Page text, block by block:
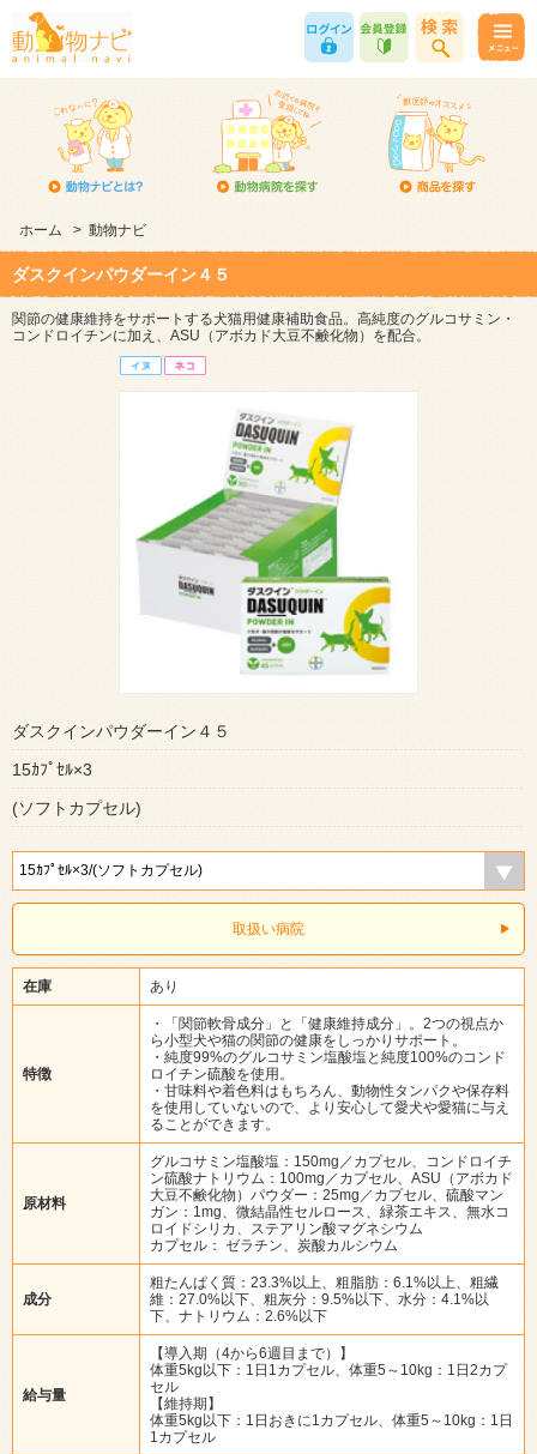
ホーム > 動物ナビ
ダスクインパウダーイン４５
関節の健康維持をサポートする犬猫用健康補助食品。高純度のグルコサミン・
コンドロイチンに加え、ASU（アボカド大豆不鹸化物）を配合。
ダスクインパウダーイン４５
15ｶﾌﾟｾﾙ×3
(ソフトカプセル)
取扱い病院
在庫 あり
特徴
・「関節軟骨成分」と「健康維持成分」。2つの視点か
ら小型犬や猫の関節の健康をしっかりサポート。
・純度99%のグルコサミン塩酸塩と純度100%のコンド
ロイチン硫酸を使用。
・甘味料や着色料はもちろん、動物性タンパクや保存料
を使用していないので、より安心して愛犬や愛猫に与え
ることができます。
原材料
グルコサミン塩酸塩：150mg／カプセル、コンドロイチ
ン硫酸ナトリウム：100mg／カプセル、ASU（アボカド
大豆不鹸化物）パウダー：25mg／カプセル、硫酸マン
ガン：1mg、微結晶性セルロース、緑茶エキス、無水コ
ロイドシリカ、ステアリン酸マグネシウム
カプセル： ゼラチン、炭酸カルシウム
成分
粗たんぱく質：23.3%以上、粗脂肪：6.1%以上、粗繊
維：27.0%以下、粗灰分：9.5%以下、水分：4.1%以
下、ナトリウム：2.6%以下
給与量
【導入期（4から6週目まで）】
体重5kg以下：1日1カプセル、体重5～10kg：1日2カプ
セル
【維持期】
体重5kg以下：1日おきに1カプセル、体重5～10kg：1日
1カプセル